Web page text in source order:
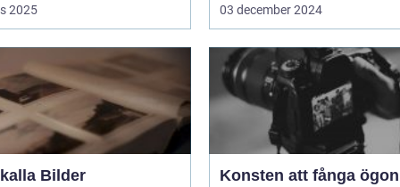
2025 03 december 2024
Bilder
Konsten att fånga